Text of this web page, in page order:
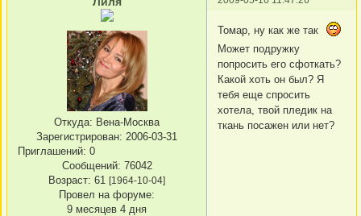
Откуда: Вена-Москва
Зарегистрирован: 2006-03-31
Приглашений: 0
Сообщений: 76042
Возраст: 61 [1964-10-04]
Провел на форуме:
9 месяцев 4 дня
Томар, ну как же так
Может подружку
попросить его сфоткать?
Какой хоть он был? Я
тебя еще спросить
хотела, твой пледик на
ткань посажен или нет?